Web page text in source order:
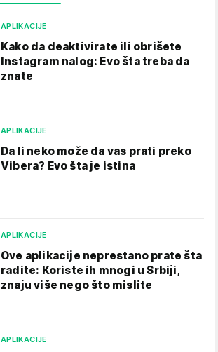
APLIKACIJE
Kako da deaktivirate ili obrišete
Instagram nalog: Evo šta treba da
znate
APLIKACIJE
Da li neko može da vas prati preko
Vibera? Evo šta je istina
APLIKACIJE
Ove aplikacije neprestano prate šta
radite: Koriste ih mnogi u Srbiji,
znaju više nego što mislite
APLIKACIJE